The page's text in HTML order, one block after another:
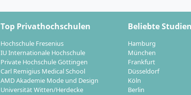
Konzepte, insbesondere an
Kulturbereichen:
Künstlerische Arbeit
Projekten, Festivals und Aufführungen.
Therapeutische Arbeitsfelder: Nach
Bereich Eurythmietherapie.
Soziale Einrichtungen:Arbeit mit
Top Privathochschulen
Hochschule Fresenius
IU Internationale Hochschule
Private Hochschule Göttingen
Carl Remigius Medical School
AMD Akademie Mode und Design
Universität Witten/Herdecke
Beliebte
Hamburg
München
Frankfurt
Düsseldorf
Köln
Berlin